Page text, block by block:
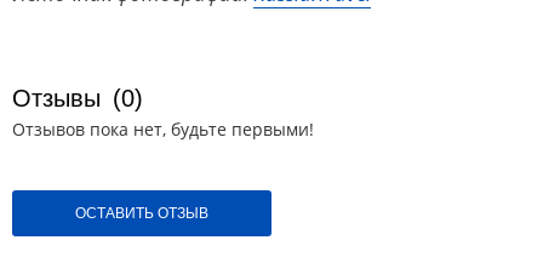
Отзывы (0)
Отзывов пока нет, будьте первыми!
ОСТАВИТЬ ОТЗЫВ